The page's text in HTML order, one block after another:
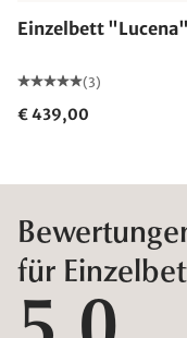
Einzelbett "Lucena"
(3)
€ 439,00
für